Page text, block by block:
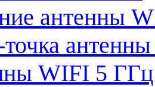
антенны
точка
WIFI 5 ГГц